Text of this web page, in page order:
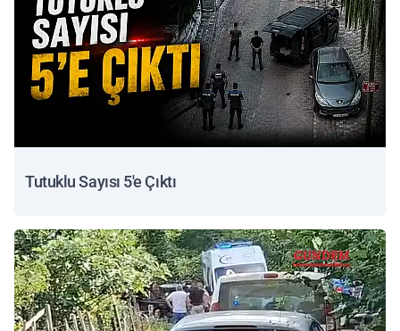
Tutuklu Sayısı 5'e Çıktı